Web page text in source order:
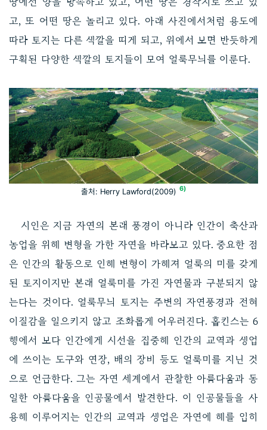
고, 또 어떤 땅은 놀리고 있다. 아래 사진에서처럼 용도에
따라 토지는 다른 색깔을 띠게 되고, 위에서 보면 반듯하게
구획된 다양한 색깔의 토지들이 모여 얼룩무늬를 이룬다.
출처: Herry Lawford(2009) 6)
시인은 지금 자연의 본래 풍경이 아니라 인간이 축산과
농업을 위해 변형을 가한 자연을 바라보고 있다. 중요한 점
은 인간의 활동으로 인해 변형이 가해져 얼룩의 미를 갖게
된 토지이지만 본래 얼룩미를 가진 자연물과 구분되지 않
는다는 것이다. 얼룩무늬 토지는 주변의 자연풍경과 전혀
이질감을 일으키지 않고 조화롭게 어우러진다. 홉킨스는 6
행에서 보다 인간에게 시선을 집중해 인간의 교역과 생업
에 쓰이는 도구와 연장, 배의 장비 등도 얼룩미를 지닌 것
으로 언급한다. 그는 자연 세계에서 관찰한 아름다움과 동
일한 아름다움을 인공물에서 발견한다. 이 인공물들을 사
용해 이루어지는 인간의 교역과 생업은 자연에 해를 입히